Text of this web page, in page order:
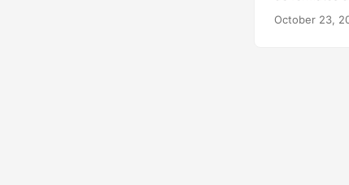
October 23,